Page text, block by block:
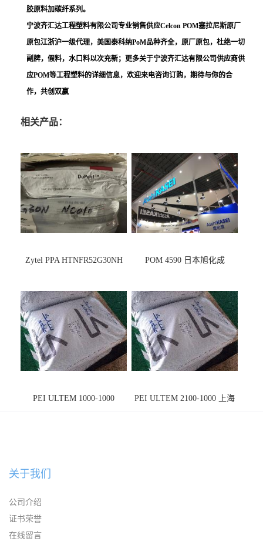
胶原料加碳纤系列。
宁波齐汇达工程塑料有限公司专业销售供应Celcon POM塞拉尼斯原厂
原包江浙沪一级代理，美国泰科纳PoM品种齐全，原厂原包，杜绝一切
副牌，假料，水口料以次充新；更多关于宁波齐汇达有限公司供应商供
应POM等工程塑料的详细信息，欢迎来电咨询订购，期待与你的合
作，共创双赢
相关产品：
Zytel PPA HTNFR52G30NH POM 4590 日本旭化成
PEI ULTEM 1000-1000
PEI ULTEM 2100-1000 上海
关于我们
公司介绍
证书荣誉
在线留言